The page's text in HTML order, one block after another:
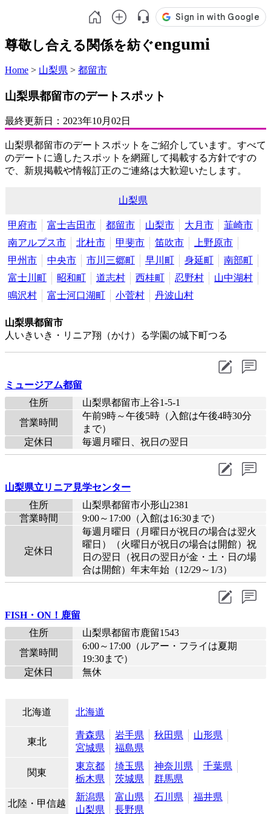
尊敬し合える関係を紡ぐengumi
Home > 山梨県 > 都留市
山梨県都留市のデートスポット
最終更新日： 2023年10月02日
山梨県都留市のデートスポットをご紹介しています。すべて
のデートに適したスポットを網羅して掲載する方針ですの
で、新規掲載や情報訂正のご連絡は大歓迎いたします。
山梨県
甲府市 富士吉田市 都留市 山梨市 大月市
韮崎市
南アルプス市
北杜市 甲斐市 笛吹市
上野原市
甲州市
中央市 市川三郷町 早川町 身延町
南部町
富士川町
昭和町 道志村 西桂町 忍野村
山中湖村
鳴沢村
富士河口湖町 小菅村 丹波山村
山梨県都留市
人いきいき・リニア翔（かけ）る学園の城下町つる
ミュージアム都留
住所
山梨県都留市上谷1-5-1
営業時間
午前9時～午後5時（入館は午後4時30分
まで）
定休日
毎週月曜日、祝日の翌日
山梨県立リニア見学センター
住所
山梨県都留市小形山2381
営業時間
9:00～17:00（入館は16:30まで）
定休日
毎週月曜日（月曜日が祝日の場合は翌火
曜日）（火曜日が祝日の場合は開館）祝
日の翌日（祝日の翌日が金・土・日の場
合は開館）年末年始（12/29～1/3）
FISH・ON！鹿留
住所
山梨県都留市鹿留1543
営業時間
6:00～17:00（ルアー・フライは夏期
19:30まで）
定休日
無休
北海道 北海道
東北
青森県 岩手県 秋田県
山形県
宮城県
福島県
関東
東京都 埼玉県 神奈川県
千葉県
栃木県
茨城県 群馬県
北陸・甲信越
新潟県 富山県 石川県
福井県
山梨県
長野県